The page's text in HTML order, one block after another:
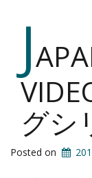
J
グシ
Posted on